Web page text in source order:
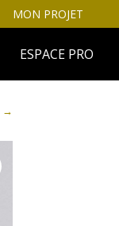
MON PROJET
ESPACE PRO
→